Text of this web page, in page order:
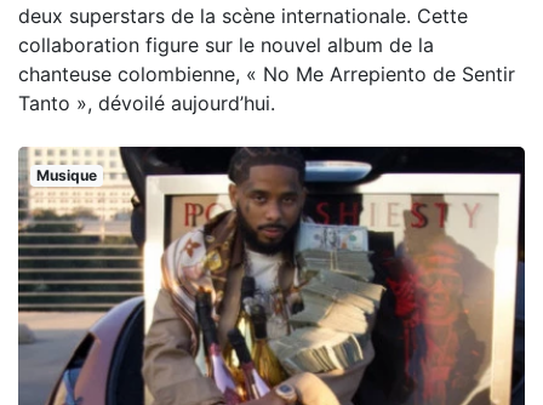
deux superstars de la scène internationale. Cette
collaboration figure sur le nouvel album de la
chanteuse colombienne, « No Me Arrepiento de Sentir
Tanto », dévoilé aujourd’hui.
Musique